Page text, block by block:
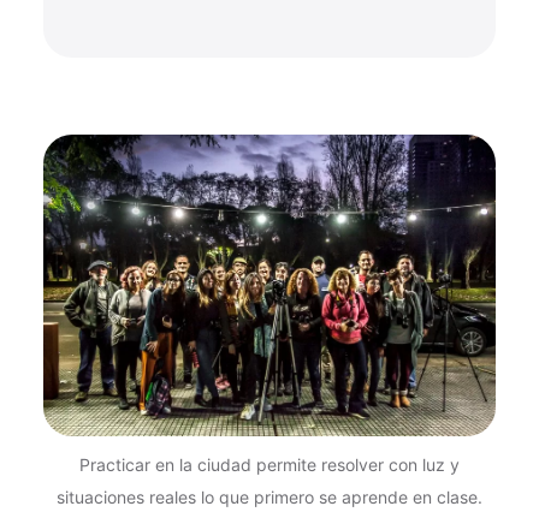
Practicar en la ciudad permite resolver con luz y
situaciones reales lo que primero se aprende en clase.